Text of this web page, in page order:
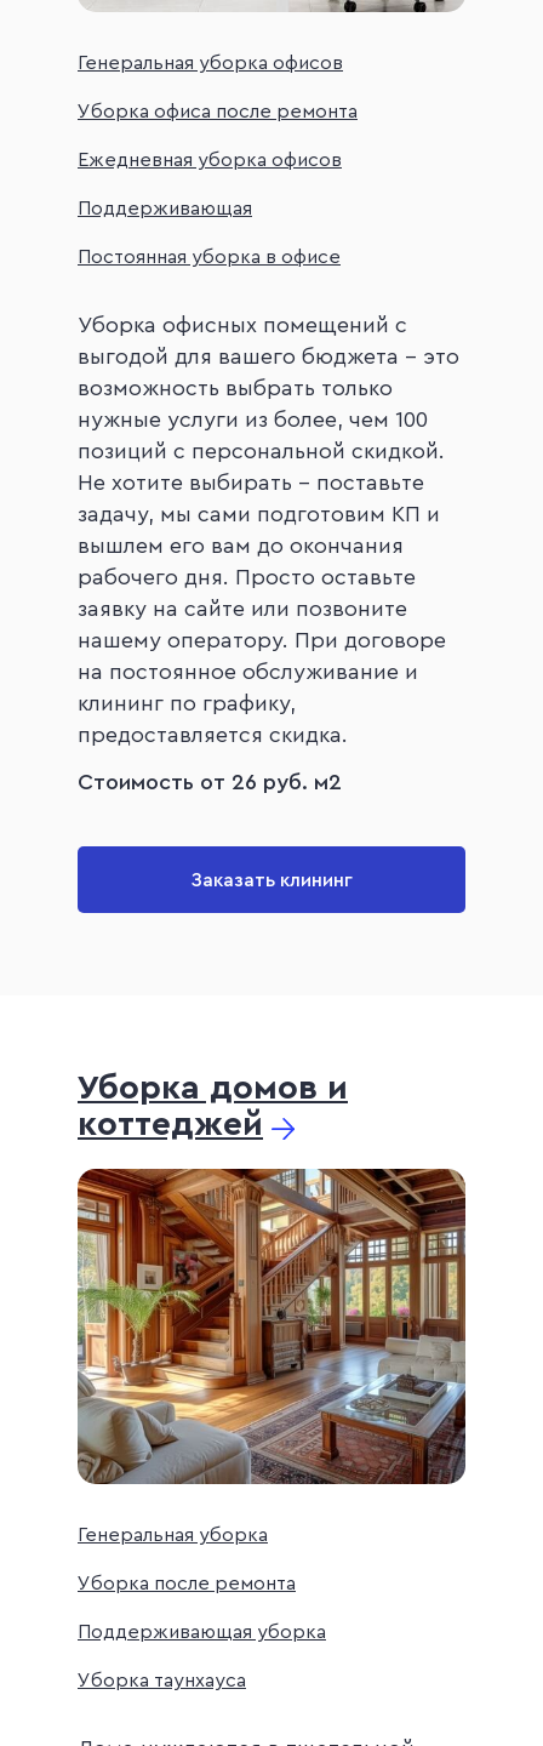
Уборка офисных помещений с
выгодой для вашего бюджета - это
возможность выбрать только
нужные услуги из более, чем 100
позиций с персональной скидкой.
Не хотите выбирать - поставьте
задачу, мы сами подготовим КП и
вышлем его вам до окончания
рабочего дня. Просто оставьте
заявку на сайте или позвоните
нашему оператору. При договоре
на постоянное обслуживание и
клининг по графику,
предоставляется скидка.
Поддерживающая
Генеральная уборка офисов
Постоянная уборка в офисе
Ежедневная уборка офисов
Уборка офиса после ремонта
Стоимость от 26 руб. м2
Заказать клининг
Уборка домов и
коттеджей
Поддерживающая уборка
Генеральная уборка
Уборка таунхауса
Уборка после ремонта